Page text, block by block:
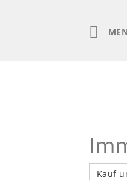
Kauf